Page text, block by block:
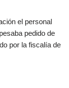
el personal
pedido de
por la fiscalía de